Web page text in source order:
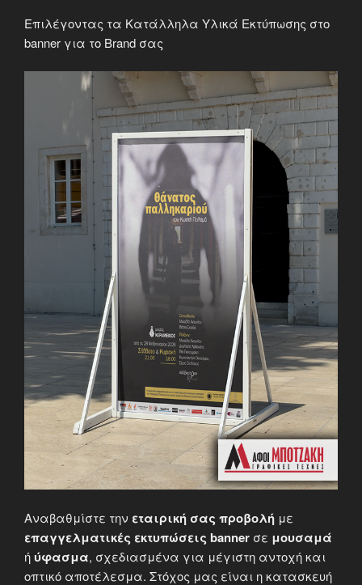
Επιλέγοντας τα Κατάλληλα Υλικά Εκτύπωσης στο
banner για το Brand σας
Αναβαθμίστε την εταιρική σας προβολή με
επαγγελματικές εκτυπώσεις banner σε μουσαμά
ή ύφασμα, σχεδιασμένα για μέγιστη αντοχή και
οπτικό αποτέλεσμα. Στόχος μας είναι η κατασκευή